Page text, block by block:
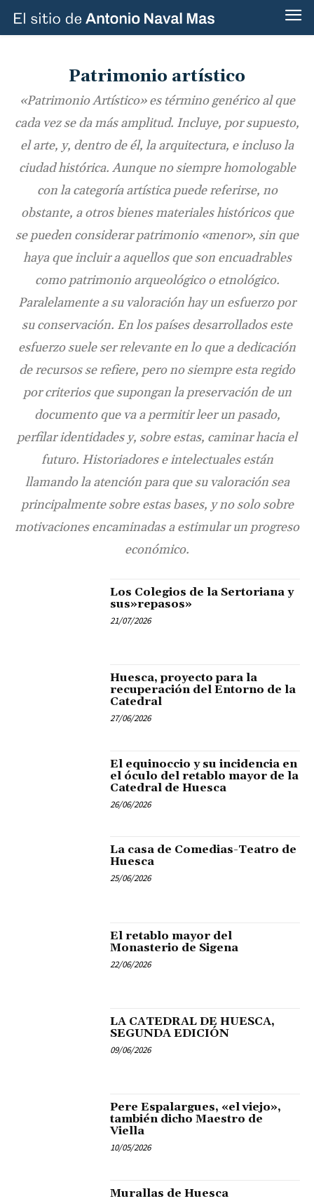
Patrimonio artístico
«Patrimonio Artístico» es término genérico al que
cada vez se da más amplitud. Incluye, por supuesto,
el arte, y, dentro de él, la arquitectura, e incluso la
ciudad histórica. Aunque no siempre homologable
con la categoría artística puede referirse, no
obstante, a otros bienes materiales históricos que
se pueden considerar patrimonio «menor», sin que
haya que incluir a aquellos que son encuadrables
como patrimonio arqueológico o etnológico.
Paralelamente a su valoración hay un esfuerzo por
su conservación. En los países desarrollados este
esfuerzo suele ser relevante en lo que a dedicación
de recursos se refiere, pero no siempre esta regido
por criterios que supongan la preservación de un
documento que va a permitir leer un pasado,
perfilar identidades y, sobre estas, caminar hacia el
futuro. Historiadores e intelectuales están
llamando la atención para que su valoración sea
principalmente sobre estas bases, y no solo sobre
motivaciones encaminadas a estimular un progreso
económico.
Los Colegios de la Sertoriana y
sus»repasos»
21/07/2026
Huesca, proyecto para la
recuperación del Entorno de la
Catedral
27/06/2026
El equinoccio y su incidencia en
el óculo del retablo mayor de la
Catedral de Huesca
26/06/2026
La casa de Comedias-Teatro de
Huesca
25/06/2026
El retablo mayor del
Monasterio de Sigena
22/06/2026
LA CATEDRAL DE HUESCA,
SEGUNDA EDICIÓN
09/06/2026
Pere Espalargues, «el viejo»,
también dicho Maestro de
Viella
10/05/2026
Murallas de Huesca